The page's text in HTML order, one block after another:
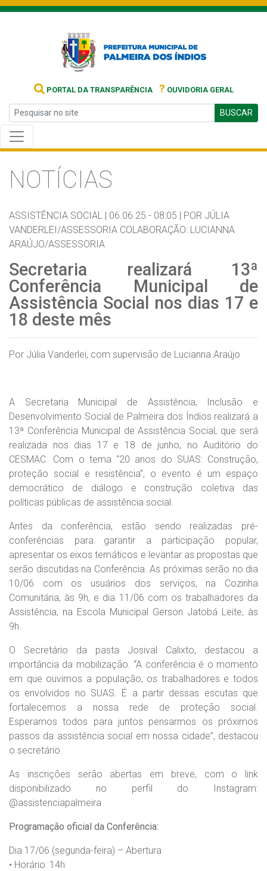
PORTAL DA TRANSPARÊNCIA ? OUVIDORIA GERAL
BUSCAR
NOTÍCIAS
ASSISTÊNCIA SOCIAL | 06.06.25 - 08:05 | POR JÚLIA
VANDERLEI/ASSESSORIA COLABORAÇÃO: LUCIANNA
ARAÚJO/ASSESSORIA
Secretaria realizará 13ª
Conferência Municipal de
Assistência Social nos dias 17 e
18 deste mês
Por Júlia Vanderlei, com supervisão de Lucianna Araújo
A Secretaria Municipal de Assistência, Inclusão e
Desenvolvimento Social de Palmeira dos Índios realizará a
13ª Conferência Municipal de Assistência Social, que será
realizada nos dias 17 e 18 de junho, no Auditório do
CESMAC. Com o tema “20 anos do SUAS: Construção,
proteção social e resistência”, o evento é um espaço
democrático de diálogo e construção coletiva das
políticas públicas de assistência social.
Antes da conferência, estão sendo realizadas pré-
conferências para garantir a participação popular,
apresentar os eixos temáticos e levantar as propostas que
serão discutidas na Conferência. As próximas serão no dia
10/06 com os usuários dos serviços, na Cozinha
Comunitária, às 9h, e dia 11/06 com os trabalhadores da
Assistência, na Escola Municipal Gerson Jatobá Leite, às
9h.
O Secretário da pasta Josival Calixto, destacou a
importância da mobilização. “A conferência é o momento
em que ouvimos a população, os trabalhadores e todos
os envolvidos no SUAS. É a partir dessas escutas que
fortalecemos a nossa rede de proteção social.
Esperamos todos para juntos pensarmos os próximos
passos da assistência social em nossa cidade”, destacou
o secretário.
As inscrições serão abertas em breve, com o link
disponibilizado no perfil do Instagram:
@assistenciapalmeira
Programação oficial da Conferência:
Dia 17/06 (segunda-feira) – Abertura
• Horário: 14h